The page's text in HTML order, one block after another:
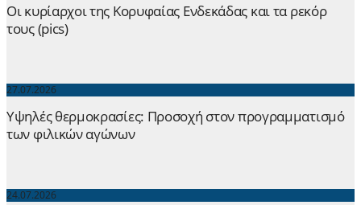
Οι κυρίαρχοι της Κορυφαίας Ενδεκάδας και τα ρεκόρ
τους (pics)
27.07.2026
Yψηλές θερμοκρασίες: Προσοχή στον προγραμματισμό
των φιλικών αγώνων
24.07.2026